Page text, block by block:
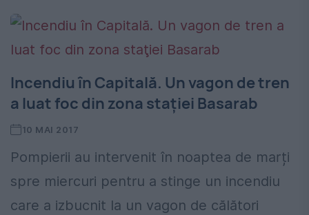
Incendiu în Capitală. Un vagon de tren
a luat foc din zona staţiei Basarab
10 MAI 2017
Pompierii au intervenit în noaptea de marți
spre miercuri pentru a stinge un incendiu
care a izbucnit la un vagon de călători